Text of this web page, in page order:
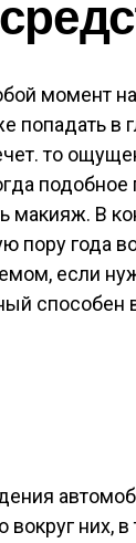
момент
попадать в
то
макияж. В
пору года
если
способен
вокруг